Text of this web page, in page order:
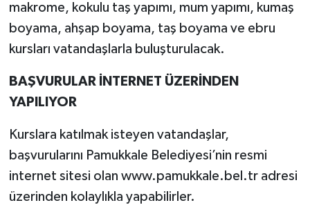
makrome, kokulu taş yapımı, mum yapımı, kumaş
boyama, ahşap boyama, taş boyama ve ebru
kursları vatandaşlarla buluşturulacak.
BAŞVURULAR İNTERNET ÜZERİNDEN
YAPILIYOR
Kurslara katılmak isteyen vatandaşlar,
başvurularını Pamukkale Belediyesi’nin resmi
internet sitesi olan www.pamukkale.bel.tr adresi
üzerinden kolaylıkla yapabilirler.